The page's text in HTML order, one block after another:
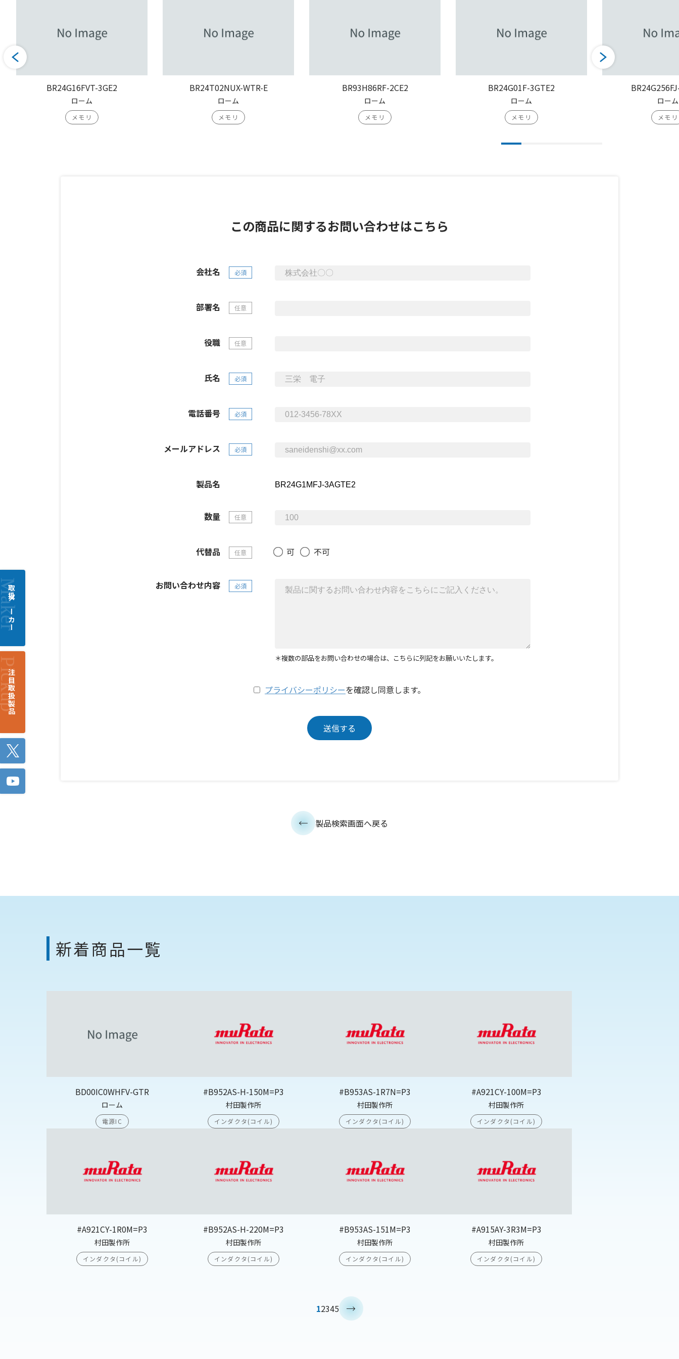
BR24G16FVT-3GE2
ローム
メモリ
BR24T02NUX-WTR-E
ローム
メモリ
BR93H86RF-2CE2
ローム
メモリ
BR24G01F-3GTE2
ローム
メモリ
ローム
メモリ
この商品に関するお問い合わせはこちら
会社名 必須
部署名 任意
役職 任意
氏名 必須
電話番号 必須
メールアドレス 必須
製品名
数量 任意
代替品 任意 可 不可
お問い合わせ内容 必須
＊複数の部品をお問い合わせの場合は、こちらに列記をお願いいたします。
プライバシーポリシーを確認し同意します。
製品検索画面へ戻る
新着商品一覧
BD00IC0WHFV-GTR
ローム
電源IC
#B952AS-H-150M=P3
村田製作所
インダクタ(コイル)
#B953AS-1R7N=P3
村田製作所
インダクタ(コイル)
#A921CY-100M=P3
村田製作所
インダクタ(コイル)
#A921CY-1R0M=P3
村田製作所
インダクタ(コイル)
#B952AS-H-220M=P3
村田製作所
インダクタ(コイル)
#B953AS-151M=P3
村田製作所
インダクタ(コイル)
#A915AY-3R3M=P3
村田製作所
インダクタ(コイル)
12345
取扱メーカー
注目取扱製品